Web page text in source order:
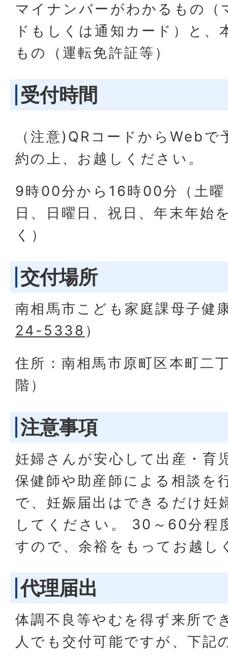
マイナンバーがわかるもの（
ドもしくは通知カード）と、
もの（運転免許証等）
受付時間
（注意)QRコードからWebで
約の上、お越しください。
9時00分から16時00分（土曜
日、日曜日、祝日、年末年始
く）
交付場所
南相馬市こども家庭課母子健
24-5338 ）
住所：南相馬市原町区本町二
階）
注意事項
妊婦さんが安心して出産・育
保健師や助産師による相談を
で、妊娠届出はできるだけ妊
してください。 30～60分程
すので、余裕をもってお越し
代理届出
体調不良等やむを得ず来所で
人でも交付可能ですが、下記